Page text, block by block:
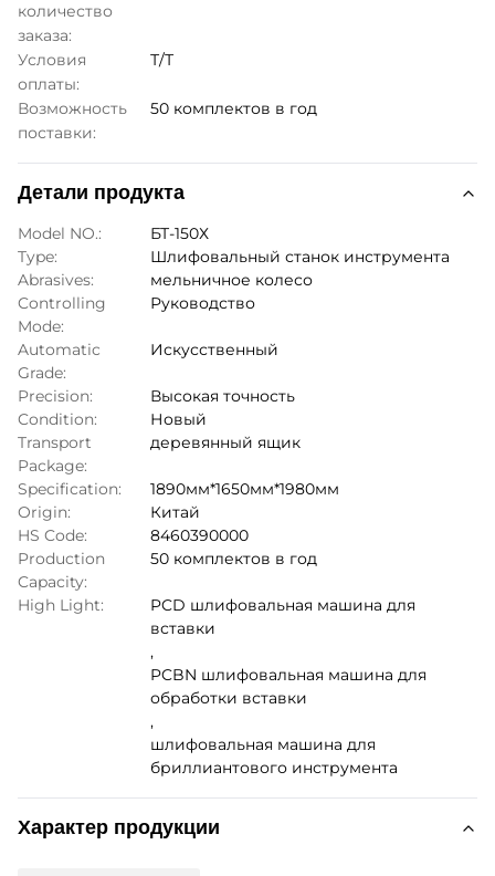
количество
заказа:
Условия
оплаты:
Т/Т
Возможность
поставки:
50 комплектов в год
Детали продукта
Model NO.:
БТ-150Х
Type:
Шлифовальный станок инструмента
Abrasives:
мельничное колесо
Controlling
Mode:
Руководство
Automatic
Grade:
Искусственный
Precision:
Высокая точность
Condition:
Новый
Transport
Package:
деревянный ящик
Specification:
1890мм*1650мм*1980мм
Origin:
Китай
HS Code:
8460390000
Production
Capacity:
50 комплектов в год
High Light:
PCD шлифовальная машина для
вставки
,
PCBN шлифовальная машина для
обработки вставки
,
шлифовальная машина для
бриллиантового инструмента
Характер продукции